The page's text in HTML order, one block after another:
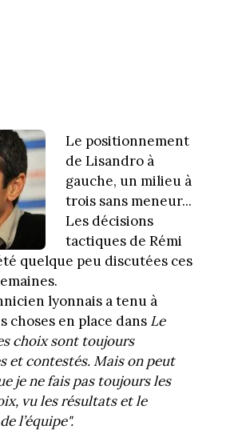
Le positionnement
de Lisandro à
gauche, un milieu à
trois sans meneur...
Les décisions
tactiques de Rémi
quelque peu discutées ces
lyonnais a tenu à
choses en place dans Le
choix sont toujours
et contestés. Mais on peut
je ne fais pas toujours les
vu les résultats et le
l’équipe".